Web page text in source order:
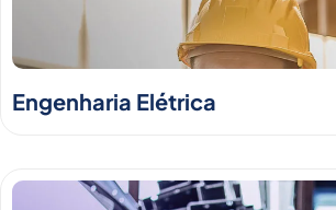
Engenharia Elétrica